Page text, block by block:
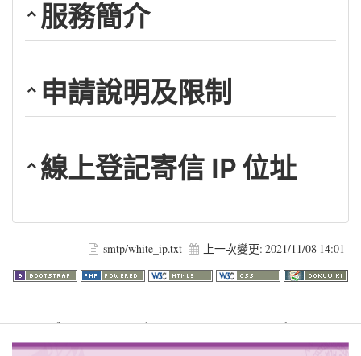
服務簡介
申請說明及限制
線上登記寄信 IP 位址
smtp/white_ip.txt 上一次變更: 2021/11/08 14:01
Warning: file_get_contents(http://www.geoplugin.net/php.gp?
ip=216.73.216.72): failed to open stream: HTTP request failed!